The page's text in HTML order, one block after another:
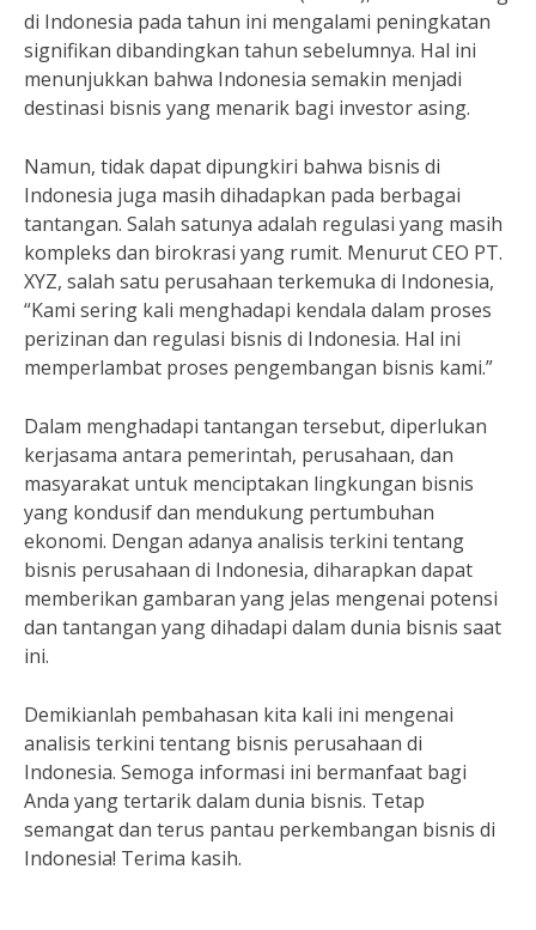
di Indonesia pada tahun ini mengalami peningkatan
signifikan dibandingkan tahun sebelumnya. Hal ini
menunjukkan bahwa Indonesia semakin menjadi
destinasi bisnis yang menarik bagi investor asing.
Namun, tidak dapat dipungkiri bahwa bisnis di
Indonesia juga masih dihadapkan pada berbagai
tantangan. Salah satunya adalah regulasi yang masih
kompleks dan birokrasi yang rumit. Menurut CEO PT.
XYZ, salah satu perusahaan terkemuka di Indonesia,
“Kami sering kali menghadapi kendala dalam proses
perizinan dan regulasi bisnis di Indonesia. Hal ini
memperlambat proses pengembangan bisnis kami.”
Dalam menghadapi tantangan tersebut, diperlukan
kerjasama antara pemerintah, perusahaan, dan
masyarakat untuk menciptakan lingkungan bisnis
yang kondusif dan mendukung pertumbuhan
ekonomi. Dengan adanya analisis terkini tentang
bisnis perusahaan di Indonesia, diharapkan dapat
memberikan gambaran yang jelas mengenai potensi
dan tantangan yang dihadapi dalam dunia bisnis saat
ini.
Demikianlah pembahasan kita kali ini mengenai
analisis terkini tentang bisnis perusahaan di
Indonesia. Semoga informasi ini bermanfaat bagi
Anda yang tertarik dalam dunia bisnis. Tetap
semangat dan terus pantau perkembangan bisnis di
Indonesia! Terima kasih.